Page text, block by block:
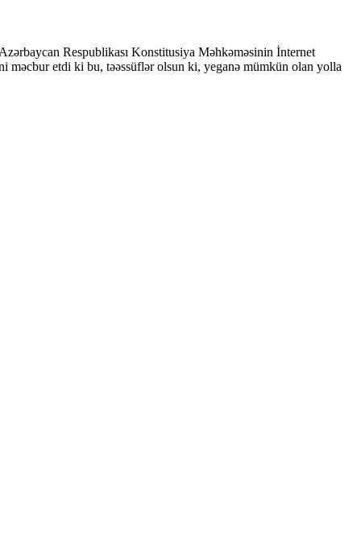
Respublikası Konstitusiya Məhkəməsinin İnternet
məcbur etdi ki bu, təəssüflər olsun ki, yeganə mümkün olan yolla